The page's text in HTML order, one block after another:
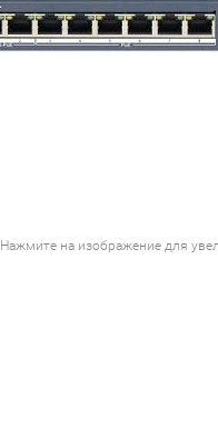
Нажмите на изображение для